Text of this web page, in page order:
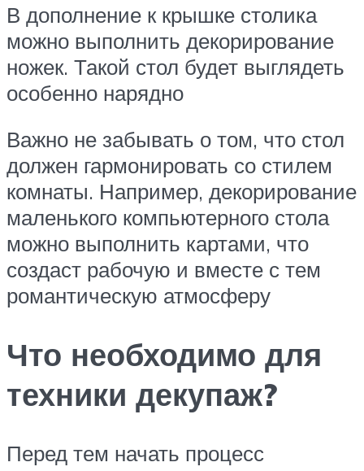
В дополнение к крышке столика
можно выполнить декорирование
ножек. Такой стол будет выглядеть
особенно нарядно
Важно не забывать о том, что стол
должен гармонировать со стилем
комнаты. Например, декорирование
маленького компьютерного стола
можно выполнить картами, что
создаст рабочую и вместе с тем
романтическую атмосферу
Что необходимо для
техники декупаж?
Перед тем начать процесс